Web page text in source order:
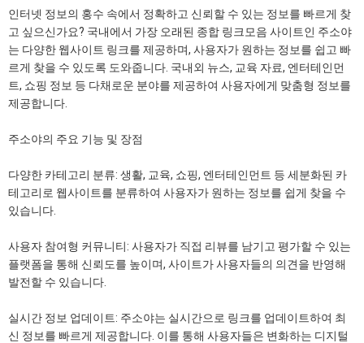
인터넷 정보의 홍수 속에서 정확하고 신뢰할 수 있는 정보를 빠르게 찾
고 싶으신가요? 국내에서 가장 오래된 종합 링크모음 사이트인 주소야
는 다양한 웹사이트 링크를 제공하며, 사용자가 원하는 정보를 쉽고 빠
르게 찾을 수 있도록 도와줍니다. 국내외 뉴스, 교육 자료, 엔터테인먼
트, 쇼핑 정보 등 다채로운 분야를 제공하여 사용자에게 맞춤형 정보를
제공합니다.
주소야의 주요 기능 및 장점
다양한 카테고리 분류: 생활, 교육, 쇼핑, 엔터테인먼트 등 세분화된 카
테고리로 웹사이트를 분류하여 사용자가 원하는 정보를 쉽게 찾을 수
있습니다.
사용자 참여형 커뮤니티: 사용자가 직접 리뷰를 남기고 평가할 수 있는
플랫폼을 통해 신뢰도를 높이며, 사이트가 사용자들의 의견을 반영해
발전할 수 있습니다.
실시간 정보 업데이트: 주소야는 실시간으로 링크를 업데이트하여 최
신 정보를 빠르게 제공합니다. 이를 통해 사용자들은 변화하는 디지털